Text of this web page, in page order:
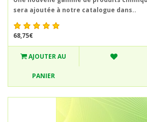
sera ajoutée à notre catalogue dans..
68,75€
AJOUTER AU
PANIER